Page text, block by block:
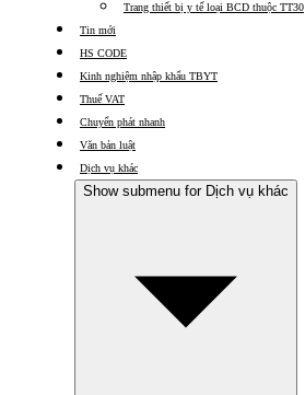
Trang thiết bị y tế loại BCD thuộc TT30
Tin mới
HS CODE
Kinh nghiệm nhập khẩu TBYT
Thuế VAT
Chuyển phát nhanh
Văn bản luật
Dịch vụ khác
Show submenu for Dịch vụ khác